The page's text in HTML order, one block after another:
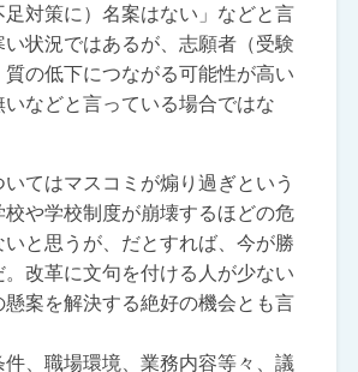
対策に）名案はない」などと言
い状況ではあるが、志願者（受験
の低下につながる可能性が高い
などと言っている場合ではな
てはマスコミが煽り過ぎという
や学校制度が崩壊するほどの危
と思うが、だとすれば、今が勝
改革に文句を付ける人が少ない
案を解決する絶好の機会とも言
、職場環境、業務内容等々、議